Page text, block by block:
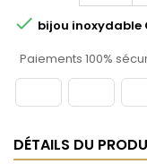
 bijou inoxydable
Paiements 100%
DÉTAILS DU